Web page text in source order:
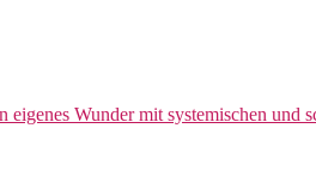
Wunder mit systemischen und